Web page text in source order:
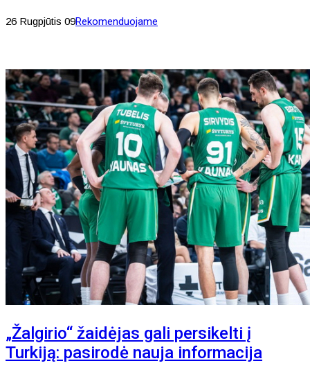
26 Rugpjūtis 09Rekomenduojame
„Žalgirio“ žaidėjas gali persikelti į
Turkiją: pasirodė nauja informacija